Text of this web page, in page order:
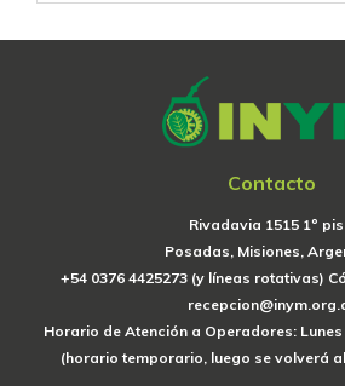
Contacto
Rivadavia 1515 1º
Posadas, Misiones,
+54 0376 4425273 (y líneas rotativas)
Horario de Atención a Operadores: Lunes
(horario temporario, luego se volverá